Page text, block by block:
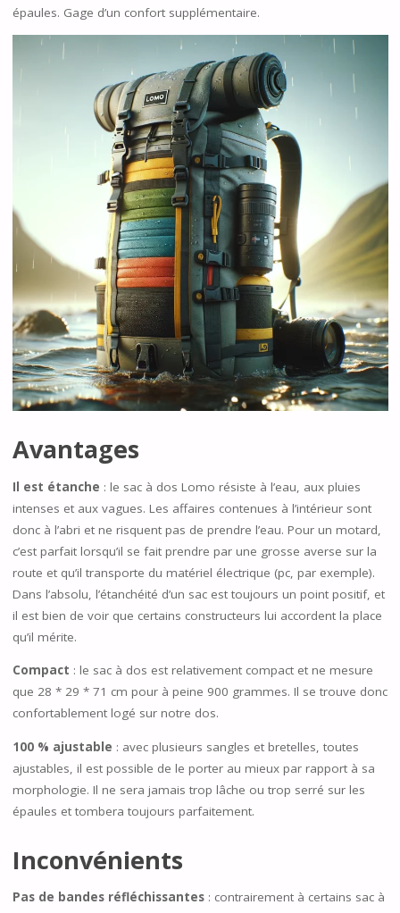
épaules. Gage d’un confort supplémentaire.
Avantages
Il est étanche : le sac à dos Lomo résiste à l’eau, aux pluies
intenses et aux vagues. Les affaires contenues à l’intérieur sont
donc à l’abri et ne risquent pas de prendre l’eau. Pour un motard,
c’est parfait lorsqu’il se fait prendre par une grosse averse sur la
route et qu’il transporte du matériel électrique (pc, par exemple).
Dans l’absolu, l’étanchéité d’un sac est toujours un point positif, et
il est bien de voir que certains constructeurs lui accordent la place
qu’il mérite.
Compact : le sac à dos est relativement compact et ne mesure
que 28 * 29 * 71 cm pour à peine 900 grammes. Il se trouve donc
confortablement logé sur notre dos.
100 % ajustable : avec plusieurs sangles et bretelles, toutes
ajustables, il est possible de le porter au mieux par rapport à sa
morphologie. Il ne sera jamais trop lâche ou trop serré sur les
épaules et tombera toujours parfaitement.
Inconvénients
Pas de bandes réfléchissantes: contrairement à certains sac à